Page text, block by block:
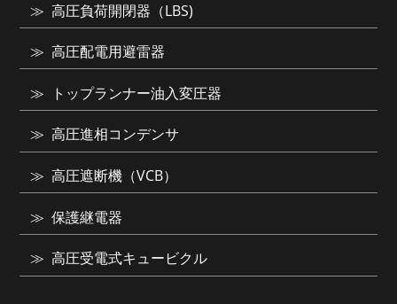
高圧負荷開閉器（LBS)
高圧配電用避雷器
トップランナー油入変圧器
高圧進相コンデンサ
高圧遮断機（VCB）
保護継電器
高圧受電式キュービクル